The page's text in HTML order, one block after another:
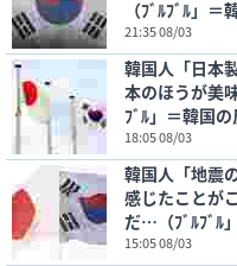
（ﾌﾞﾙﾌﾞﾙ」＝
21:35 08/03
韓国人「日本
本のほうが美
ﾌﾞﾙ」＝韓国
18:05 08/03
韓国人「地震
感じたことが
だ…（ﾌﾞﾙﾌﾞﾙ
15:05 08/03